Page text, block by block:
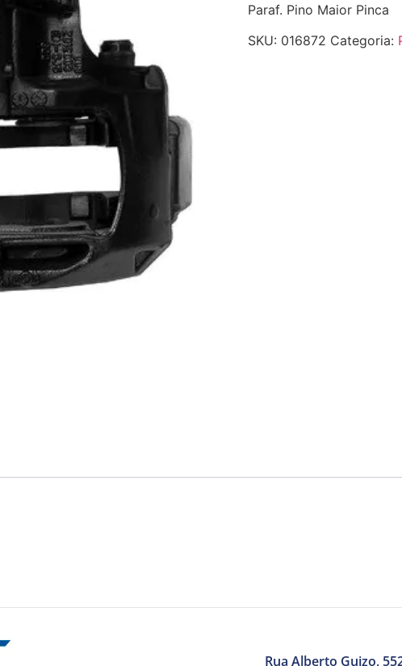
Paraf. Pino Maior Pinca
SKU: 016872 Categoria:
Rua Alberto Guizo,